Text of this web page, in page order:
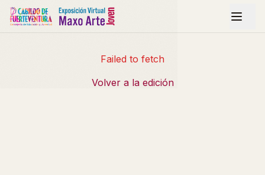
Failed to fetch
Volver a la edición